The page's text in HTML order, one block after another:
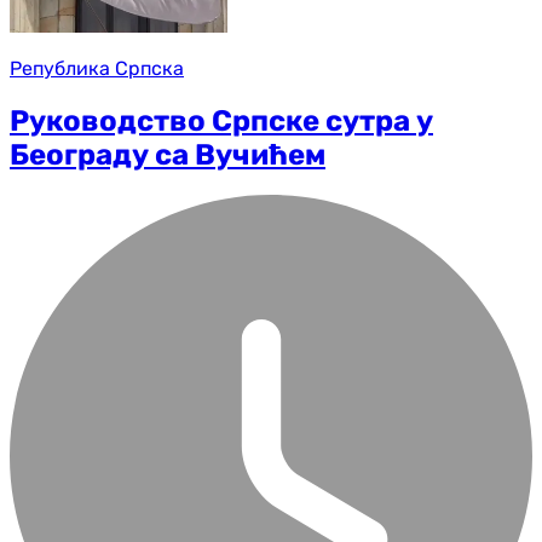
Република Српска
Руководство Српске сутра у
Београду са Вучићем